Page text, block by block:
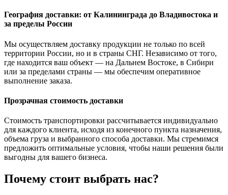
География доставки: от Калининграда до Владивостока и
за пределы России
Мы осуществляем доставку продукции не только по всей
территории России, но и в страны СНГ. Независимо от того,
где находится ваш объект — на Дальнем Востоке, в Сибири
или за пределами страны — мы обеспечим оперативное
выполнение заказа.
Прозрачная стоимость доставки
Стоимость транспортировки рассчитывается индивидуально
для каждого клиента, исходя из конечного пункта назначения,
объема груза и выбранного способа доставки. Мы стремимся
предложить оптимальные условия, чтобы наши решения были
выгодны для вашего бизнеса.
Почему стоит выбрать нас?